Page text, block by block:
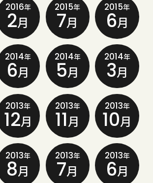
2016年
2月
2015年
7月
2015年
6月
2014年
6月
2014年
5月
2014年
3月
2013年
12月
2013年
11月
2013年
10月
2013年
8月
2013年
7月
2013年
6月